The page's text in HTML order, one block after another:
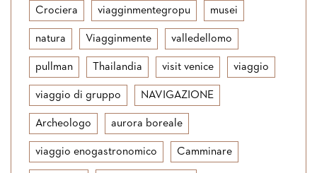
Crociera viagginmentegropu musei
natura Viagginmente valledellomo
pullman Thailandia visit venice viaggio
viaggio di gruppo NAVIGAZIONE
Archeologo aurora boreale
viaggio enogastronomico Camminare